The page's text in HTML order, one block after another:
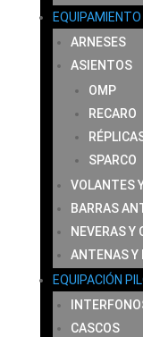
ARNESES
ASIENTOS
OMP
RECARO
SPARCO
VOLANTES
BARRAS
NEVERAS Y
ANTENAS Y
EQUIPACIÓN
CASCOS